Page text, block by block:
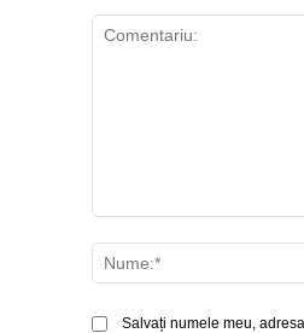
Salvați numele meu,